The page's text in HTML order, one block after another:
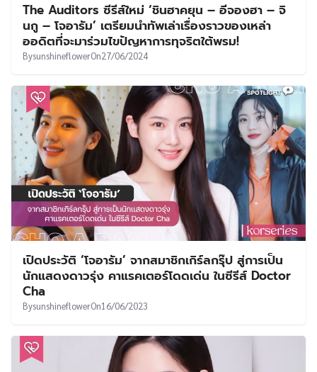
The Auditors ซีรีส์ใหม่ ‘ชินฮาคยุน – อีจองฮา – จิ
นกู – โจอารัม’ เตรียมนำทัพเล่าเรื่องราวของเหล่า
ออดิตที่จะมาร่วมไขปัญหาการทุจริตใต้พรม!
BysunshineflowerOn27/06/2024
เปิดประวัติ ‘โจอารัม’ จากสมาชิกเกิร์ลกรุ๊ป สู่การเป็น
นักแสดงดาวรุ่ง คาแรคเตอร์โดดเด่น ในซีรีส์ Doctor
Cha
BysunshineflowerOn16/06/2023